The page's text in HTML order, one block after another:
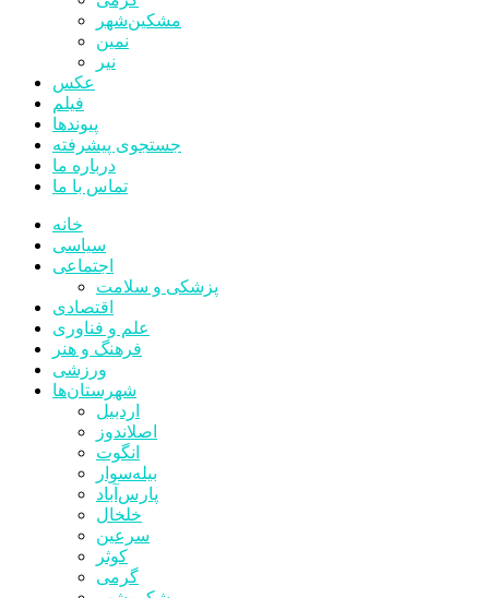
مشکین‌شهر
نمین
نیر
عکس
فیلم
پیوندها
جستجوی پیشرفته
درباره ما
تماس با ما
خانه
سیاسی
اجتماعی
پزشکی و سلامت
اقتصادی
علم و فناوری
فرهنگ و هنر
ورزشی
شهرستان‌ها
اردبیل
اصلاندوز
انگوت
بیله‌سوار
پارس‌آباد
خلخال
سرعین
کوثر
گرمی